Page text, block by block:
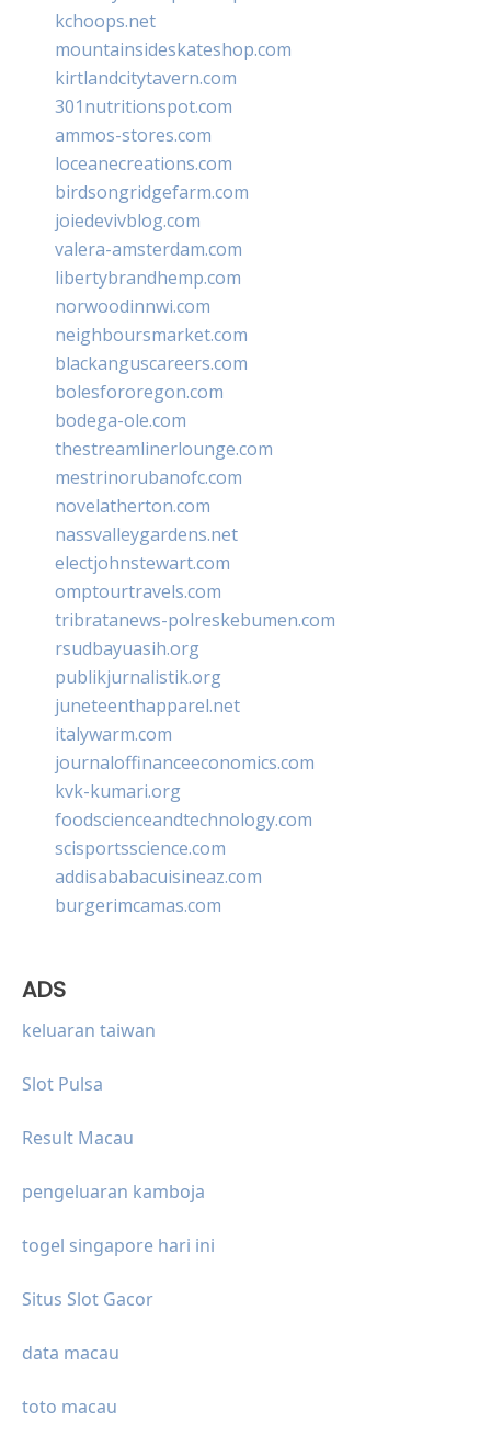
kchoops.net
mountainsideskateshop.com
kirtlandcitytavern.com
301nutritionspot.com
ammos-stores.com
loceanecreations.com
birdsongridgefarm.com
joiedevivblog.com
valera-amsterdam.com
libertybrandhemp.com
norwoodinnwi.com
neighboursmarket.com
blackanguscareers.com
bolesfororegon.com
bodega-ole.com
thestreamlinerlounge.com
mestrinorubanofc.com
novelatherton.com
nassvalleygardens.net
electjohnstewart.com
omptourtravels.com
tribratanews-polreskebumen.com
rsudbayuasih.org
publikjurnalistik.org
juneteenthapparel.net
italywarm.com
journaloffinanceeconomics.com
kvk-kumari.org
foodscienceandtechnology.com
scisportsscience.com
addisababacuisineaz.com
burgerimcamas.com
ADS
keluaran taiwan
Slot Pulsa
Result Macau
pengeluaran kamboja
togel singapore hari ini
Situs Slot Gacor
data macau
toto macau